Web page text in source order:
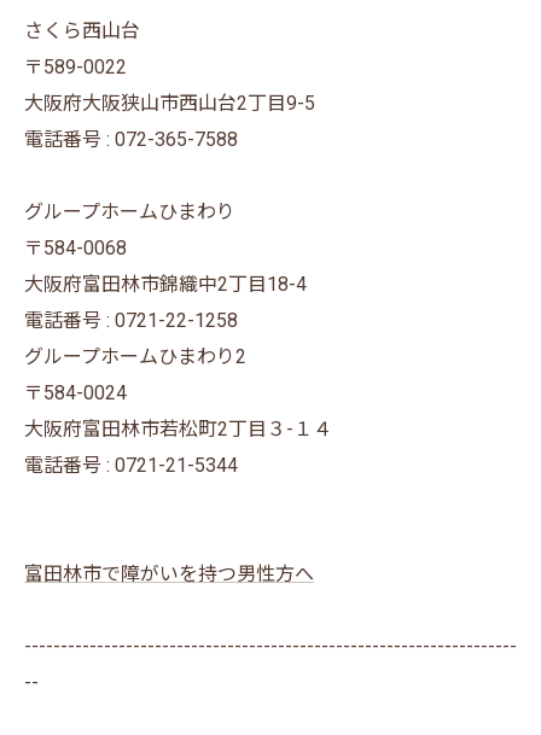
さくら西山台
〒589-0022
大阪府大阪狭山市西山台2丁目9-5
電話番号 : 072-365-7588
グループホームひまわり
〒584-0068
大阪府富田林市錦織中2丁目18-4
電話番号 : 0721-22-1258
グループホームひまわり2
〒584-0024
大阪府富田林市若松町2丁目３-１４
電話番号 : 0721-21-5344
富田林市で障がいを持つ男性方へ
--------------------------------------------------------------------
--